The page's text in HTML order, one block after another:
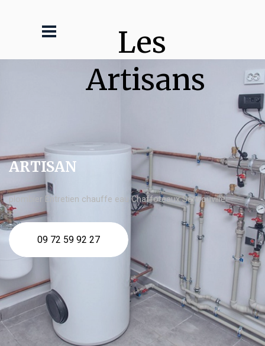
Les
Artisans
ARTISAN
plombier Entretien chauffe eau Chaffoteaux Sartrouville
09 72 59 92 27